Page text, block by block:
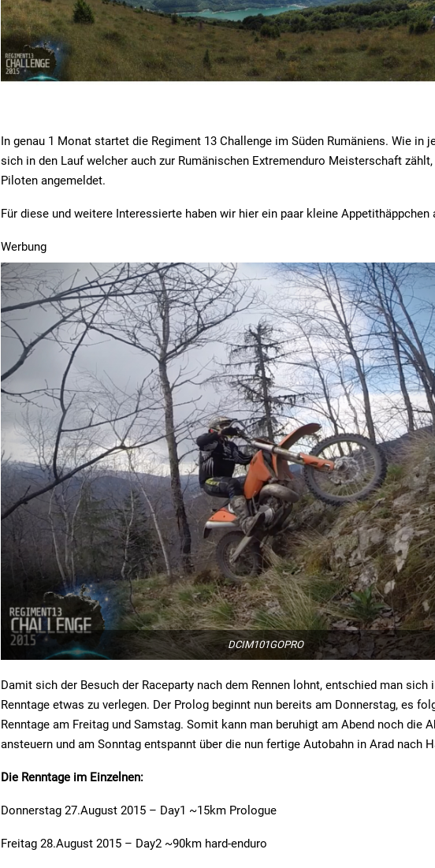
In genau 1 Monat startet die Regiment 13 Challenge im Süden Rumäniens. Wie in
sich in den Lauf welcher auch zur Rumänischen Extremenduro Meisterschaft
Piloten angemeldet.
Für diese und weitere Interessierte haben wir hier ein paar kleine Appetithäppchen
Werbung
DCIM101GOPRO
Damit sich der Besuch der Raceparty nach dem Rennen lohnt, entschied man sich
Renntage etwas zu verlegen. Der Prolog beginnt nun bereits am Donnerstag, es
Renntage am Freitag und Samstag. Somit kann man beruhigt am Abend noch die
ansteuern und am Sonntag entspannt über die nun fertige Autobahn in Arad nach
Die Renntage im Einzelnen:
Donnerstag 27.August 2015 – Day1 ~15km Prologue
Freitag 28.August 2015 – Day2 ~90km hard-enduro